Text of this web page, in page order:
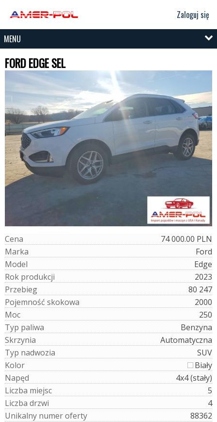
Zaloguj się
MENU
FORD EDGE SEL
Cena
74 000.00 PLN
Marka
Ford
Model
Edge
Rok produkcji
2023
Przebieg
80 247
Pojemność skokowa
2000
Moc
250
Typ paliwa
Benzyna
Skrzynia
Automatyczna
Typ nadwozia
SUV
Kolor
Biały
Napęd
4x4 (stały)
Liczba miejsc
5
Liczba drzwi
4
Unikalny numeroferty
88362